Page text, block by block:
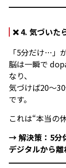
❌ 4. 気づいた
「5分だけ…」
脳は一瞬で
なり、
気づけば20〜
です。
これは“本当の
→ 解決策：5分
デジタルから離